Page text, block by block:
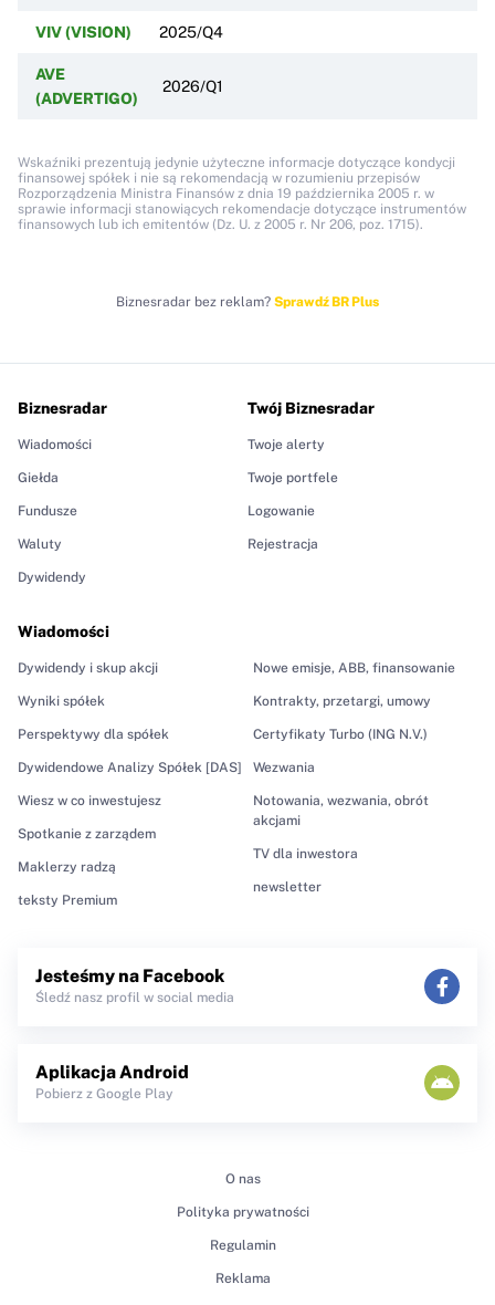
VIV (VISION) 2025/Q4
AVE
(ADVERTIGO)
2026/Q1
Wskaźniki prezentują jedynie użyteczne informacje dotyczące kondycji
finansowej spółek i nie są rekomendacją w rozumieniu przepisów
Rozporządzenia Ministra Finansów z dnia 19 października 2005 r. w
sprawie informacji stanowiących rekomendacje dotyczące instrumentów
finansowych lub ich emitentów (Dz. U. z 2005 r. Nr 206, poz. 1715).
Biznesradar bez reklam? Sprawdź BR Plus
Biznesradar
Wiadomości
Giełda
Fundusze
Waluty
Dywidendy
Wiadomości
Dywidendy i skup akcji
Wyniki spółek
Perspektywy dla spółek
Dywidendowe Analizy Spółek [DAS]
Wiesz w co inwestujesz
Spotkanie z zarządem
Maklerzy radzą
teksty Premium
Nowe emisje, ABB, finansowanie
Kontrakty, przetargi, umowy
Certyfikaty Turbo (ING N.V.)
Wezwania
Notowania, wezwania, obrót
akcjami
TV dla inwestora
newsletter
Twój Biznesradar
Twoje alerty
Twoje portfele
Logowanie
Rejestracja
Jesteśmy na Facebook
Śledź nasz profil w social media
Aplikacja Android
Pobierz z Google Play
O nas
Polityka prywatności
Regulamin
Reklama